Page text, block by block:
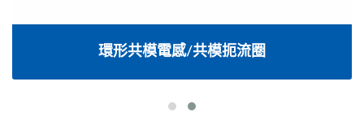
環形共模電感/共模扼流圈